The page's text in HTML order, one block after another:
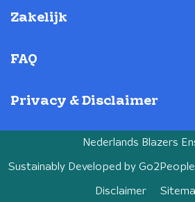
Zakelijk
FAQ
Privacy & Disclaimer
Nederlands Blazers
Sustainably Developed by Go2People
Disclaimer